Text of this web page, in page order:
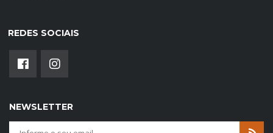
REDES SOCIAIS
NEWSLETTER